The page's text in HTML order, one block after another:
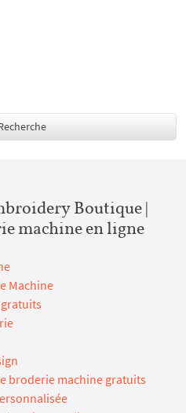
Boutique |
machine en ligne
Machine
broderie machine gratuits